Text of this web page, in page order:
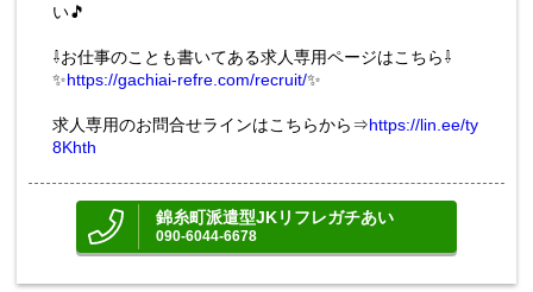
い🎵
⇩お仕事のことも書いてある求人専用ページはこちら⇩
✨https://gachiai-refre.com/recruit/✨
求人専用のお問合せラインはこちらから⇒https://lin.ee/ty
8Khth
錦糸町派遣型JKリフレガチあい
090-6044-6678